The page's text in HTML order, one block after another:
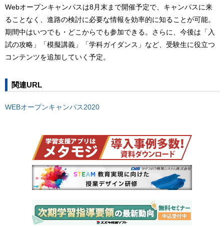
Webオープンキャンパスは8月末まで開催予定で、キャンパスに来
ることなく、進路の検討に必要な情報を効率的に知ることが可能。
期間中はいつでも・どこからでも参加できる。さらに、今後は「入
試の攻略」「模擬講義」「学科ガイダンス」など、受験生に役立つ
コンテンツを追加していく予定。
関連URL
WEBオープンキャンパス2020